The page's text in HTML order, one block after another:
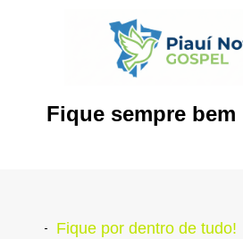
Fique sempre
Fique por dentro de tudo!